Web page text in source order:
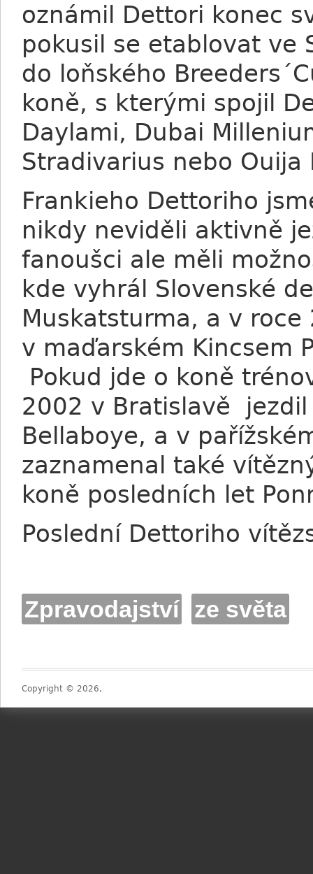
oznámil Dettori konec
pokusil se etablovat ve
do loňského
koně, s kterými spojil
Daylami, Dubai
Stradivarius nebo Ouija
Frankieho Dettoriho
nikdy neviděli aktivně
fanoušci ale měli
kde vyhrál Slovenské
Muskatsturma, a v
v maďarském Kincsem
Pokud jde o koně
2002 v Bratislavě
Bellaboye, a v
zaznamenal také
koně posledních let
Poslední Dettoriho
Zpravodajství ze světa
Copyright © 2026,